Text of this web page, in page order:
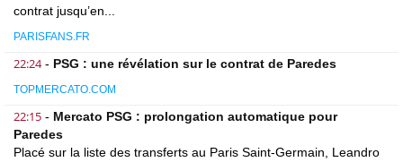
contrat jusqu’en...
PARISFANS.FR
22:24- PSG : une révélation sur le contrat de Paredes
TOPMERCATO.COM
22:15 - Mercato PSG : prolongation automatique pour
Paredes
Placé sur la liste des transferts au Paris Saint-Germain, Leandro